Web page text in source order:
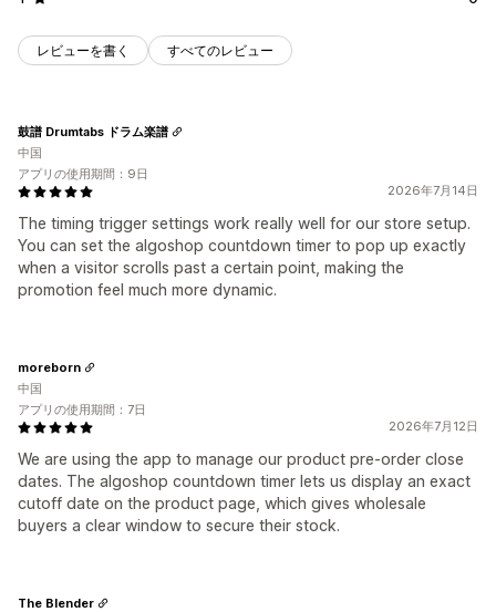
レビューを書く すべてのレビュー
2026年7月14日
The timing trigger settings work really well for our store setup.
You can set the algoshop countdown timer to pop up exactly
when a visitor scrolls past a certain point, making the
promotion feel much more dynamic.
鼓譜 Drumtabs ドラム楽譜
中国
アプリの使用期間：9日
2026年7月12日
We are using the app to manage our product pre-order close
dates. The algoshop countdown timer lets us display an exact
cutoff date on the product page, which gives wholesale
buyers a clear window to secure their stock.
moreborn
中国
アプリの使用期間：7日
The Blender